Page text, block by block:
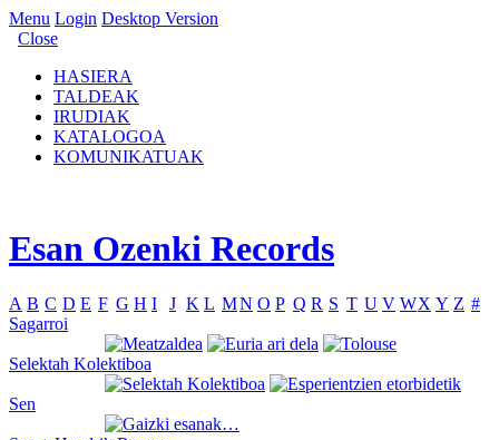
Menu Login Desktop Version
Close
HASIERA
TALDEAK
IRUDIAK
KATALOGOA
KOMUNIKATUAK
Esan Ozenki Records
A B C D E F G H I J K L MN O P Q R S T U V WX Y Z #
Sagarroi
Selektah Kolektiboa
Sen